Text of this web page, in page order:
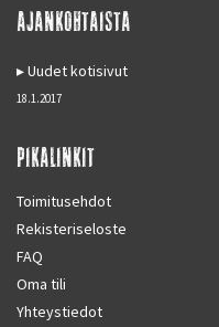
AJANKOHTAISTA
Uudet kotisivut
18.1.2017
PIKALINKIT
Toimitusehdot
Rekisteriseloste
FAQ
Oma tili
Yhteystiedot